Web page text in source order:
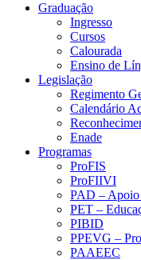
Graduação
Ingresso
Cursos
Calourada
Ensino de
Legislação
Regimento
Calendário
Enade
Programas
ProFIS
ProFIIVI
PAD –
PET –
PIBID
PPEVG –
PAAEEC